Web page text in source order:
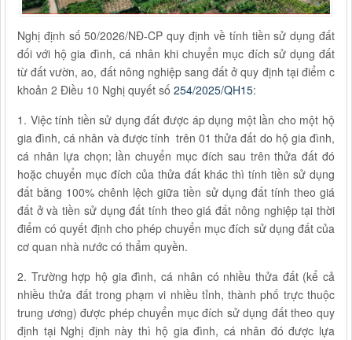
Nghị định số 50/2026/NĐ-CP quy định về tính tiền sử dụng đất
đối với hộ gia đình, cá nhân khi chuyển mục đích sử dụng đất
từ đất vườn, ao, đất nông nghiệp sang đất ở quy định tại điểm c
khoản 2 Điều 10 Nghị quyết số 254/2025/QH15:
1. Việc tính tiền sử dụng đất được áp dụng một lần cho một hộ
gia đình, cá nhân và được tính trên 01 thửa đất do hộ gia đình,
cá nhân lựa chọn; lần chuyển mục đích sau trên thửa đất đó
hoặc chuyển mục đích của thửa đất khác thì tính tiền sử dụng
đất bằng 100% chênh lệch giữa tiền sử dụng đất tính theo giá
đất ở và tiền sử dụng đất tính theo giá đất nông nghiệp tại thời
điểm có quyết định cho phép chuyển mục đích sử dụng đất của
cơ quan nhà nước có thẩm quyền.
2. Trường hợp hộ gia đình, cá nhân có nhiều thửa đất (kể cả
nhiều thửa đất trong phạm vi nhiều tỉnh, thành phố trực thuộc
trung ương) được phép chuyển mục đích sử dụng đất theo quy
định tại Nghị định này thì hộ gia đình, cá nhân đó được lựa